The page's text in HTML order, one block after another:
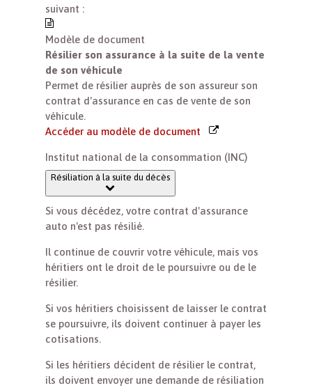
suivant :
Modèle de document
Résilier son assurance à la suite de la vente
de son véhicule
Permet de résilier auprès de son assureur son
contrat d'assurance en cas de vente de son
véhicule.
Accéder au modèle de document
Institut national de la consommation (INC)
Résiliation à la suite du décès
Si vous décédez, votre contrat d'assurance
auto n'est pas résilié.
Il continue de couvrir votre véhicule, mais vos
héritiers ont le droit de le poursuivre ou de le
résilier.
Si vos héritiers choisissent de laisser le contrat
se poursuivre, ils doivent continuer à payer les
cotisations.
Si les héritiers décident de résilier le contrat,
ils doivent envoyer une demande de résiliation